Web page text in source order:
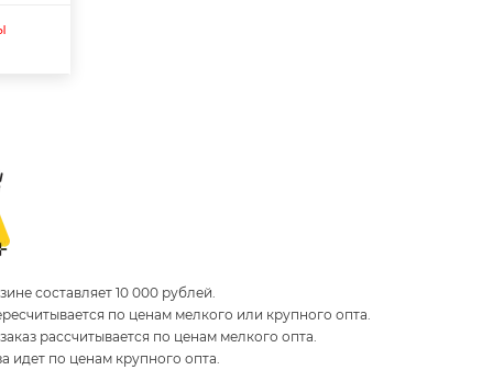
составляет 10 000 рублей.
по ценам мелкого или крупного опта.
рассчитывается по ценам мелкого опта.
идет по ценам крупного опта.